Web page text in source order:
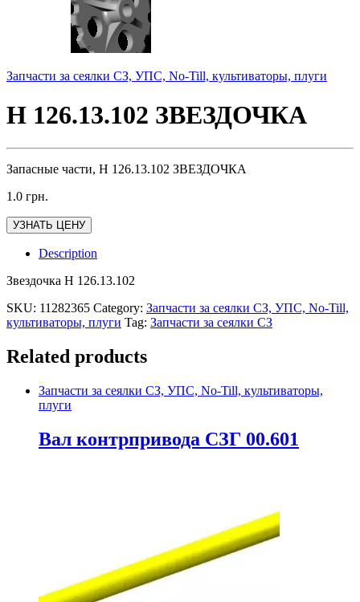
Запчасти за сеялки СЗ, УПС, No-Till, культиваторы, плуги
Н 126.13.102 ЗВЕЗДОЧКА
Запасные части, Н 126.13.102 ЗВЕЗДОЧКА
1.0 грн.
УЗНАТЬ ЦЕНУ
Description
Звездочка Н 126.13.102
SKU: 11282365 Category: Запчасти за сеялки СЗ, УПС, No-Till,
культиваторы, плуги Tag: Запчасти за сеялки СЗ
Related products
Запчасти за сеялки СЗ, УПС, No-Till, культиваторы,
плуги
Вал контрпривода СЗГ 00.601